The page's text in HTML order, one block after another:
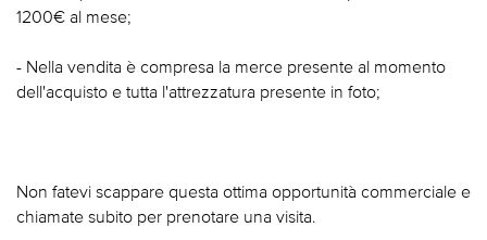
1200€ al mese;
- Nella vendita è compresa la merce presente al momento
dell'acquisto e tutta l'attrezzatura presente in foto;
Non fatevi scappare questa ottima opportunità commerciale e
chiamate subito per prenotare una visita.